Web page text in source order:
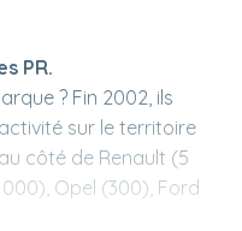
PR.
? Fin 2002, ils
sur le territoire
côté de Renault (5
Opel (300), Ford